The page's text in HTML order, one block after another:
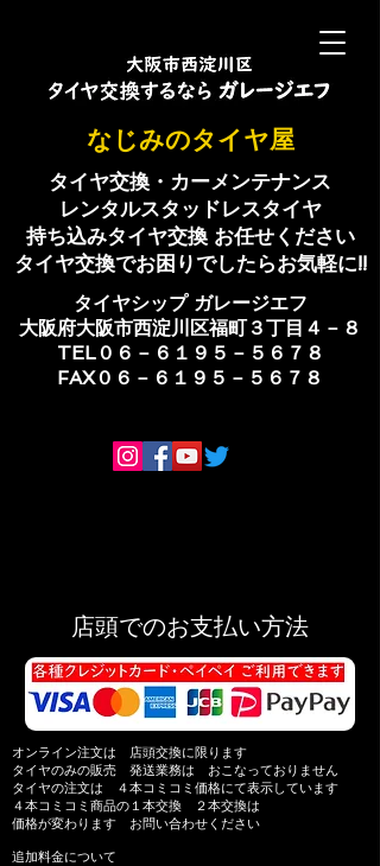
​なじみのタイヤ屋
タイヤ交換・カーメンテナンス
レンタルスタッドレスタイヤ
持ち込みタイヤ交換 お任せください
​タイヤ交換でお困りでしたらお気軽に!!
​タイヤシップ ​ガレージエフ
大阪府大阪市西淀川区福町３丁目４－８
TEL０６－６１９５－５６７８
​FAX０６－６１９５－５６７８
店頭でのお支払い方法
オンライン注文は 店頭交換に限ります
タイヤのみの販売 発送業務は おこなっておりません
タイヤの注文は ４本コミコミ価格にて表示しています
４本コミコミ商品の１本交換 ２本交換は
価格が変わります お問い合わせください
追加料金について